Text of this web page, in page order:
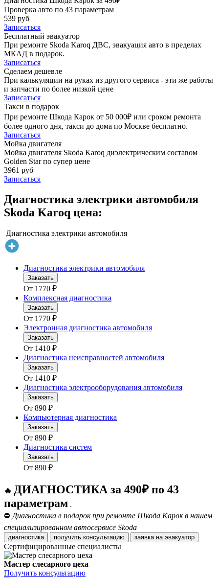
Проверка авто по 43 параметрам
539 руб
Записаться
Бесплатный эвакуатор
При ремонте Skoda Karoq ДВС, эвакуация авто в пределах
МКАД в подарок.
Записаться
Сделаем дешевле
При калькуляции на руках из другого сервиса - эти же работы
и запчасти по более низкой цене
Записаться
Такси в подарок
При ремонте Шкода Карок от 50 000₽ или сроком ремонта
более одного дня, такси до дома по Москве бесплатно.
Записаться
Мойка двигателя
Мойка двигателя Skoda Karoq диэлектрическим составом
Golden Star по супер цене
3961 руб
Записаться
Диагностика электрики автомобиля
Skoda Karoq цена:
Диагностика электрики автомобиля
Диагностика электрики автомобиля
Заказать
От 1770 ₽
Комплексная диагностика
Заказать
От 1770 ₽
Электронная диагностика автомобиля
Заказать
От 1410 ₽
Диагностика неисправностей автомобиля
Заказать
От 1410 ₽
Диагностика электрооборудования автомобиля
Заказать
От 890 ₽
Компьютерная диагностика
Заказать
От 890 ₽
Диагностика систем
Заказать
От 890 ₽
🔥 ДИАГНОСТИКА за 490₽ по 43
параметрам .
⛔ Диагностика в подарок при ремонте Шкода Карок в нашем
специализированном автосервисе Skoda
диагностика получить консультацию заявка на эвакуатор
Сертифицированные специалисты
Мастер слесарного цеха
Получить консультацию